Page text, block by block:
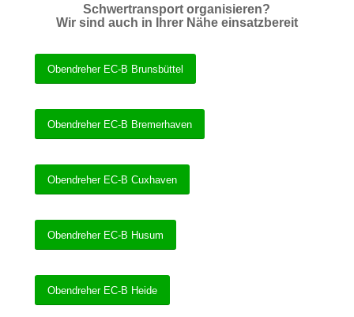
Schwertransport organisieren?
Wir sind auch in Ihrer Nähe einsatzbereit
Obendreher EC-B Brunsbüttel
Obendreher EC-B Bremerhaven
Obendreher EC-B Cuxhaven
Obendreher EC-B Husum
Obendreher EC-B Heide